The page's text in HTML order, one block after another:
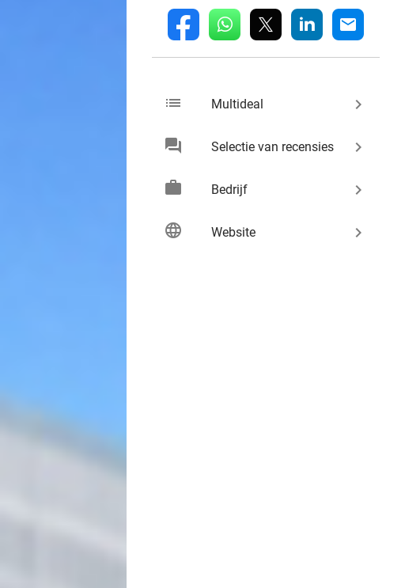
fb whatsapp linkedin mail
list Multideal keyboard_arrow_right
chat Selectie van recensies keyboard_arrow_right
work Bedrijf keyboard_arrow_right
language Website keyboard_arrow_right